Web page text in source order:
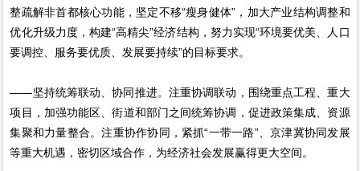
整疏解非首都核心功能，坚定不移“瘦身健体”，加大产业结构调整和
优化升级力度，构建“高精尖”经济结构，努力实现“环境要优美、人口
要调控、服务要优质、发展要持续”的目标要求。
——坚持统筹联动、协同推进。注重协调联动，围绕重点工程、重大
项目，加强功能区、街道和部门之间统筹协调，促进政策集成、资源
集聚和力量整合。注重协作协同，紧抓“一带一路”、京津冀协同发展
等重大机遇，密切区域合作，为经济社会发展赢得更大空间。